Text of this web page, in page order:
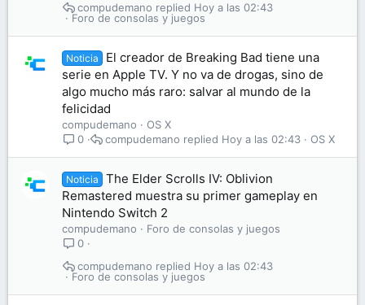
Foro de consolas y juegos
Hoy a las 02:43
compudemano
Noticia
El creador de Breaking Bad tiene una
serie en Apple TV. Y no va de drogas, sino de
algo mucho más raro: salvar al mundo de la
felicidad
compudemano
OS X
0
OS X
Hoy a las 02:43
compudemano
Noticia
The Elder Scrolls IV: Oblivion
Remastered muestra su primer gameplay en
Nintendo Switch 2
compudemano
Foro de consolas y juegos
0
Foro de consolas y juegos
Hoy a las 02:43
compudemano